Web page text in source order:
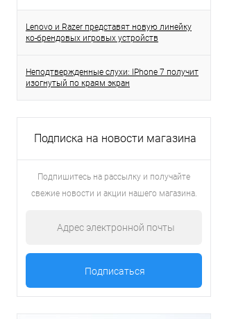
Lenovo и Razer представят новую линейку
ко-брендовых игровых устройств
Неподтвержденные слухи: IPhone 7 получит
изогнутый по краям экран
Подписка на новости магазина
Подпишитесь на рассылку и получайте
свежие новости и акции нашего магазина.